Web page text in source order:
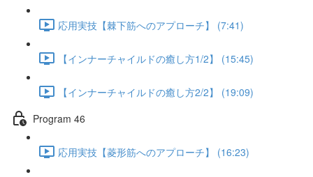
応用実技【棘下筋へのアプローチ】 (7:41)
【インナーチャイルドの癒し方1/2】 (15:45)
【インナーチャイルドの癒し方2/2】 (19:09)
Program 46
応用実技【菱形筋へのアプローチ】 (16:23)